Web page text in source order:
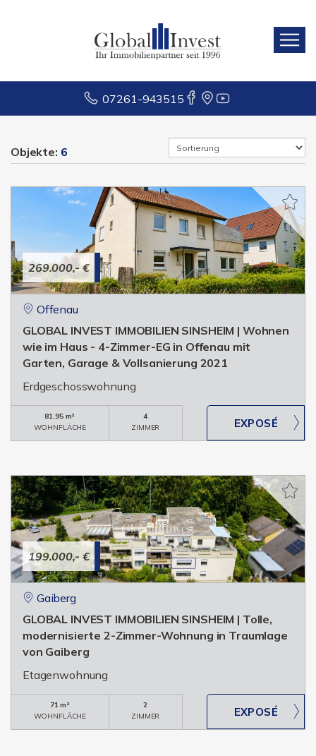
07261-943515
Objekte: 6
269.000,- €
Offenau
GLOBAL INVEST IMMOBILIEN SINSHEIM | Wohnen
wie im Haus - 4-Zimmer-EG in Offenau mit
Garten, Garage & Vollsanierung 2021
Erdgeschosswohnung
81,95 m²
WOHNFLÄCHE
4
ZIMMER
199.000,- €
Gaiberg
GLOBAL INVEST IMMOBILIEN SINSHEIM | Tolle,
modernisierte 2-Zimmer-Wohnung in Traumlage
von Gaiberg
Etagenwohnung
71 m²
WOHNFLÄCHE
2
ZIMMER